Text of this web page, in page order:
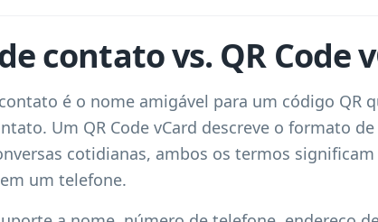
contato vs. QR Code
é o nome amigável para um código QR
Um QR Code vCard descreve o formato
cotidianas, ambos os termos
um telefone.